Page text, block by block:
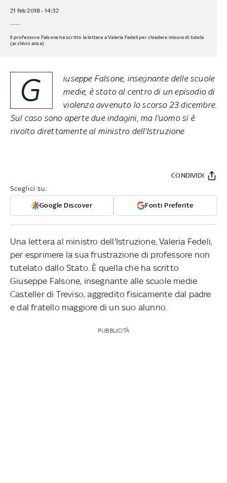
21 feb 2018 - 14:32
Il professore Falsone ha scritto la lettera a Valeria Fedeli per chiedere misure di tutela
(archivio ansa)
G
iuseppe Falsone, insegnante delle scuole
medie, è stato al centro di un episodio di
violenza avvenuto lo scorso 23 dicembre.
Sul caso sono aperte due indagini, ma l'uomo si è
rivolto direttamente al ministro dell'Istruzione
Sceglici su:
Google Discover Fonti Preferite
CONDIVIDI
Una lettera al ministro dell'Istruzione, Valeria Fedeli,
per esprimere la sua frustrazione di professore non
tutelato dallo Stato. È quella che ha scritto
Giuseppe Falsone, insegnante alle scuole medie
Casteller di Treviso, aggredito fisicamente dal padre
e dal fratello maggiore di un suo alunno.
PUBBLICITÀ